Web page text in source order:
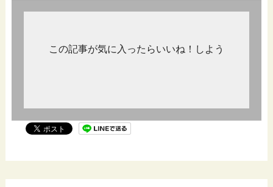
この記事が気に入ったらいいね！しよう